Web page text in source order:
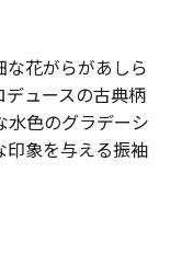
花がらがあしら
ュースの古典柄
水色のグラデーシ
印象を与える振袖